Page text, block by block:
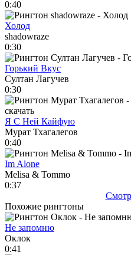
0:40
Холод
shadowraze
0:30
Горький Вкус
Султан Лагучев
0:30
Я С Ней Кайфую
Мурат Тхагалегов
0:40
Im Alone
Melisa & Tommo
0:37
Похожие рингтоны
Не запомню
Оклок
0:41